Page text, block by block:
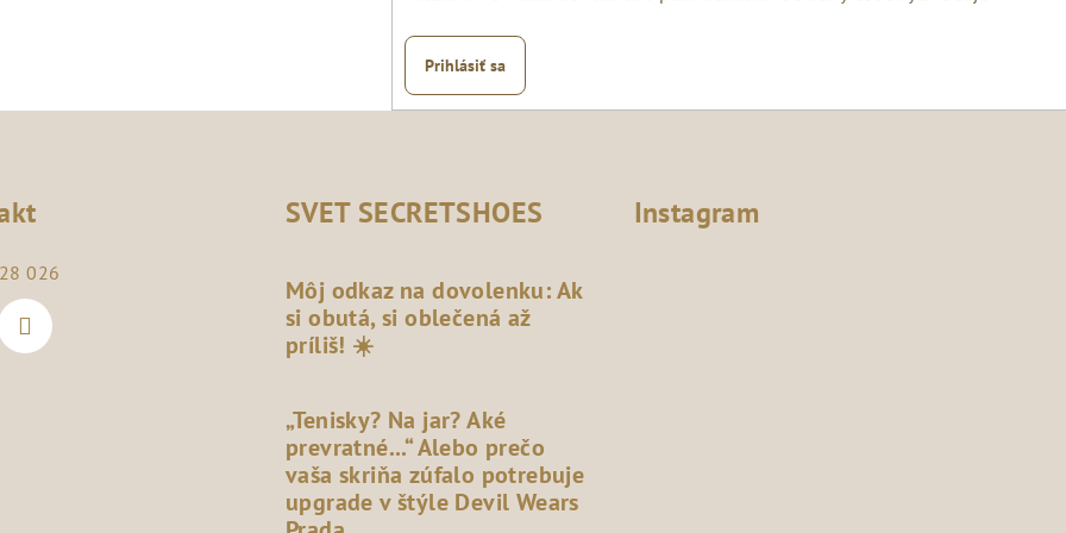
Prihlásiť sa
026
SVET SECRETSHOES
Môj odkaz na dovolenku: Ak
si obutá, si oblečená až
príliš! ☀️
„Tenisky? Na jar? Aké
prevratné...“ Alebo prečo
vaša skriňa zúfalo potrebuje
upgrade v štýle Devil Wears
Instagram